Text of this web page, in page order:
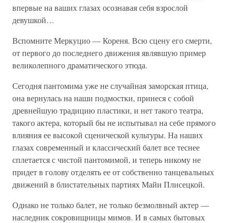
впервые на ваших глазах осознавая себя взрослой
девушкой…
Вспомните Меркуцио — Кореня. Всю сцену его смерти,
от первого до последнего движения являвшую пример
великолепного драматического этюда.
Сегодня пантомима уже не случайная заморская птица,
она вернулась на наши подмостки, принеся с собой
древнейшую традицию пластики, и нет такого театра,
такого актера, который бы не испытывал на себе прямого
влияния ее высокой сценической культуры. На наших
глазах современный и классический балет все теснее
сплетается с чистой пантомимой, и теперь никому не
придет в голову отделять ее от собственно танцевальных
движений в блистательных партиях Майи Плисецкой.
Однако не только балет, не только безмолвный актер —
наследник сокровищницы мимов. И в самых бытовых